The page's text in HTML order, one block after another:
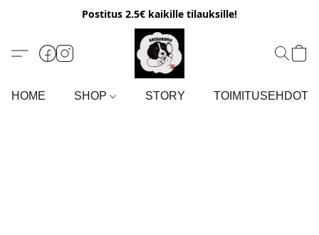
Postitus 2.5€ kaikille tilauksille!
HOME SHOP STORY TOIMITUSEHDOT